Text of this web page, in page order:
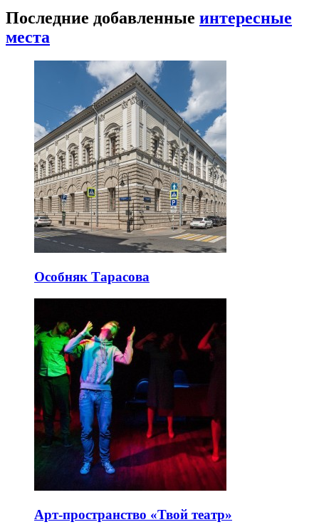
Последние добавленные интересные
места
Особняк Тарасова
Арт-пространство «Твой театр»